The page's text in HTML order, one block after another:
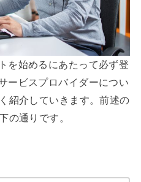
を始めるにあたって必ず登
ービスプロバイダーについ
紹介していきます。前述の
の通りです。